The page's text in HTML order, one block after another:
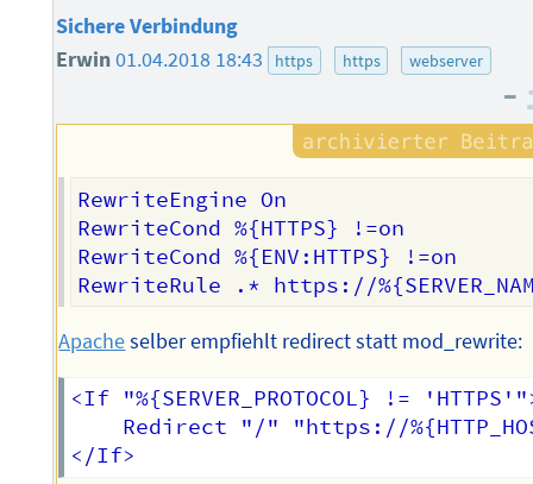
Sichere Verbindung
Erwin01.04.2018 18:43 https https webserver
–
RewriteEngine On
RewriteCond %{HTTPS} !=on
RewriteCond %{ENV:HTTPS} !=on
Apacheselber empfiehlt redirect statt mod_rewrite:
<If "%{SERVER_PROTOCOL} !=
Redirect "/" "https://